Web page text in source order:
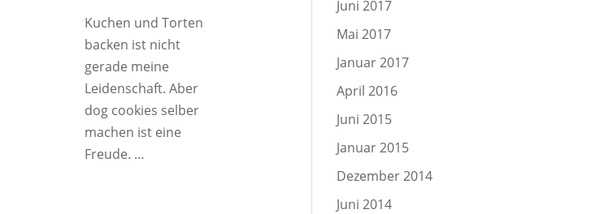
Kuchen und Torten
backen ist nicht
gerade meine
Leidenschaft. Aber
dog cookies selber
machen ist eine
Freude. …
Juni 2017
Mai 2017
Januar 2017
April 2016
Juni 2015
Januar 2015
Dezember 2014
Juni 2014